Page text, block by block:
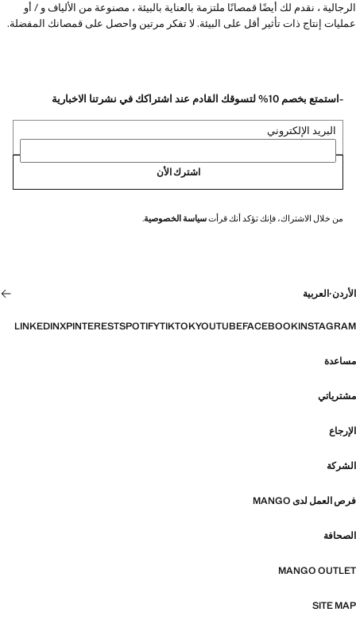
الرجالية ، نقدم لك أيضًا قمصانًا ملتزمة بالعناية بالبيئة ، مصنوعة من الألياف و / أو
عمليات إنتاج ذات تأثير أقل على البيئة. لا تفكر مرتين واحصل على قمصانك المفضلة.
-استمتع بخصم 10% لتسوقك القادم عند اشتراكك في نشرتنا الاخبارية
البريد الإلكتروني
اشترك الأن
من خلال الاشتراك، فإنك تؤكد أنك قرأتسياسة الخصوصية.
الأردن·العربية
INSTAGRAM
FACEBOOK
YOUTUBE
TIKTOK
SPOTIFY
PINTEREST
X
LINKEDIN
مساعدة
مشترياتي
الإرجاع
الشركة
فرص العمل لدى MANGO
الصحافة
MANGO OUTLET
SITE MAP